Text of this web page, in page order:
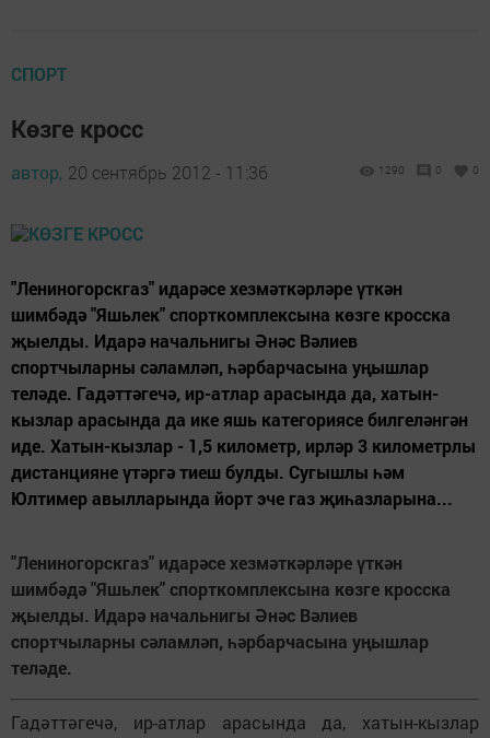
СПОРТ
Көзге кросс
автор, 20 сентябрь 2012 - 11:36 1290 0 0
"Лениногорскгаз" идарәсе хезмәткәрләре үткән
шимбәдә "Яшьлек" спорткомплексына көзге кросска
җыелды. Идарә начальнигы Әнәс Вәлиев
спортчыларны сәламләп, һәрбарчасына уңышлар
теләде. Гадәттәгечә, ир-атлар арасында да, хатын-
кызлар арасында да ике яшь категориясе билгеләнгән
иде. Хатын-кызлар - 1,5 километр, ирләр 3 километрлы
дистанцияне үтәргә тиеш булды. Сугышлы һәм
Юлтимер авылларында йорт эче газ җиһазларына...
"Лениногорскгаз" идарәсе хезмәткәрләре үткән
шимбәдә "Яшьлек" спорткомплексына көзге кросска
җыелды. Идарә начальнигы Әнәс Вәлиев
спортчыларны сәламләп, һәрбарчасына уңышлар
теләде.
Гадәттәгечә, ир-атлар арасында да, хатын-кызлар